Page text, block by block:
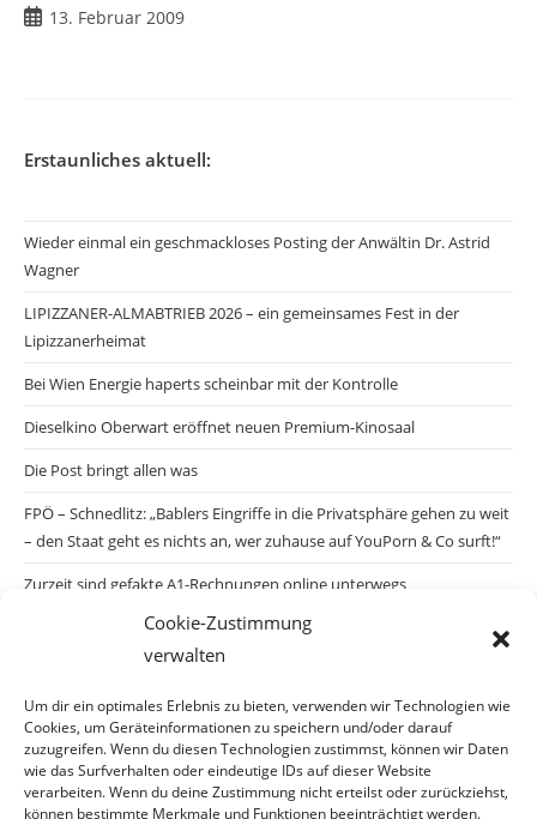
Cookie-Zustimmung
verwalten
Um dir ein optimales Erlebnis zu bieten, verwenden wir Technologien wie
Cookies, um Geräteinformationen zu speichern und/oder darauf
zuzugreifen. Wenn du diesen Technologien zustimmst, können wir Daten
wie das Surfverhalten oder eindeutige IDs auf dieser Website
verarbeiten. Wenn du deine Zustimmung nicht erteilst oder zurückziehst,
können bestimmte Merkmale und Funktionen beeinträchtigt werden.
Beitrag13. Februar 2009
Erstaunliches aktuell:
Wieder einmal ein geschmackloses Posting der Anwältin Dr. Astrid
Wagner
LIPIZZANER-ALMABTRIEB 2026 – ein gemeinsames Fest in der
Lipizzanerheimat
Bei Wien Energie haperts scheinbar mit der Kontrolle
Dieselkino Oberwart eröffnet neuen Premium-Kinosaal
Die Post bringt allen was
FPÖ – Schnedlitz: „Bablers Eingriffe in die Privatsphäre gehen zu weit
– den Staat geht es nichts an, wer zuhause auf YouPorn & Co surft!“
Zurzeit sind gefakte A1-Rechnungen online unterwegs
Salzburgs Juden und ihre Sicherheit: „Erst nach einem Anschlag wäre
die Gefahr endlich konkret!“
Biologisches Wunder in Ceuta
Ein vermeintliches Abschiebemärchen